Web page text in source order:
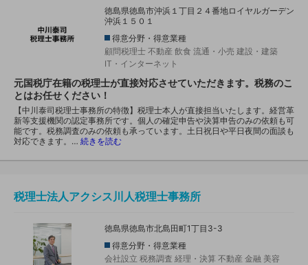
徳島県徳島市沖浜１丁目２４番地ロイヤルガーデン
沖浜１５０１
得意分野・得意業種
顧問税理士 不動産 飲食 流通・小売 建設・建築
IT・インターネット
元国税庁在籍の税理士が直接対応させていただきます。税務のこ
とはお任せください！
【中川泰司税理士事務所の特徴】税理士本人が直接担当いたします。経営革
新等支援機関の認定事務所です。個人の確定申告や決算申告のみの依頼も可
能です。税務調査のみの依頼も承っています。土日祝日や平日夜間の面談も
対応できます。… 続きを読む
税理士法人アクシス川人税理士事務所
徳島県徳島市北島田町1丁目3-3
得意分野・得意業種
会社設立 税務調査 経理・決算 不動産 金融 美容